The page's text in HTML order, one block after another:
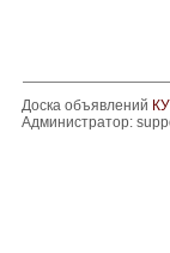
Доска объявлений
Администратор: